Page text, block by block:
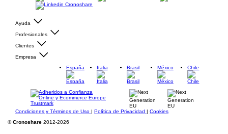
Ayuda
Profesionales
Clientes
Empresa
España
Italia Brasil México Chile
Condiciones y Términos de Uso | Política de Privacidad | Cookies
©Cronoshare 2012-2026